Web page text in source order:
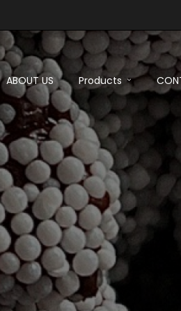
ABOUT US Products